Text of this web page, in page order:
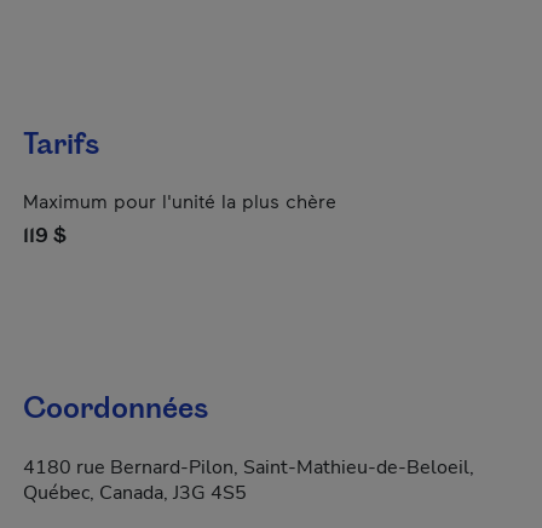
Tarifs
Maximum pour l'unité la plus chère
119 $
Coordonnées
4180 rue Bernard-Pilon, Saint-Mathieu-de-Beloeil,
Québec, Canada, J3G 4S5